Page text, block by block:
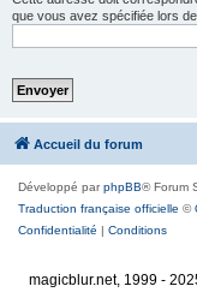
que vous avez spécifiée lors
Accueil du forum
Développé parphpBB® Forum
Traduction française officielle ©
Confidentialité | Conditions
magicblur.net, 1999 -